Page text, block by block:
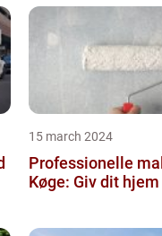
15 march 2024
Professionelle
Køge: Giv dit